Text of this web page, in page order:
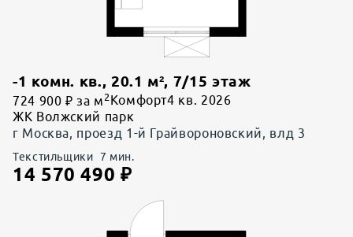
-1 комн. кв., 20.1 м², 7/15 этаж
724 900 ₽ за м 2 Комфорт4 кв. 2026
ЖК Волжский парк
г Москва, проезд 1-й Грайвороновский, влд 3
Текстильщики 7 мин.
14 570 490 ₽